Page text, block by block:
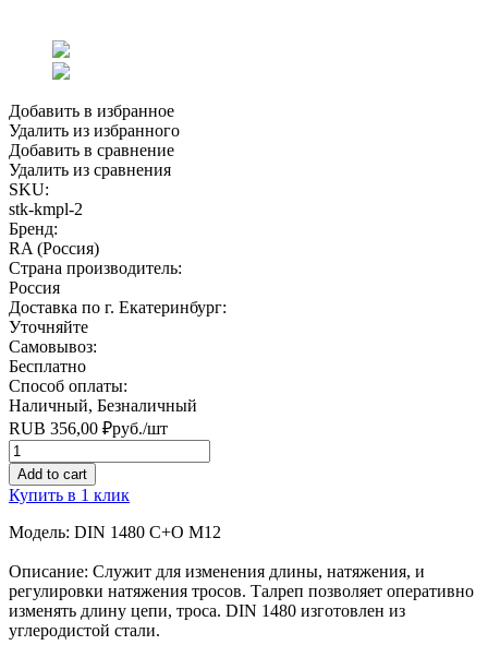
Добавить в избранное
Удалить из избранного
Добавить в сравнение
Удалить из сравнения
SKU:
stk-kmpl-2
Бренд:
RA (Россия)
Страна производитель:
Россия
Доставка по г. Екатеринбург:
Уточняйте
Самовывоз:
Бесплатно
Способ оплаты:
Наличный, Безналичный
RUB 356,00 ₽руб./шт
Quantity
Add to cart
Купить в 1 клик
Модель: DIN 1480 C+O M12
Описание: Служит для изменения длины, натяжения, и
регулировки натяжения тросов. Талреп позволяет оперативно
изменять длину цепи, троса. DIN 1480 изготовлен из
углеродистой стали.